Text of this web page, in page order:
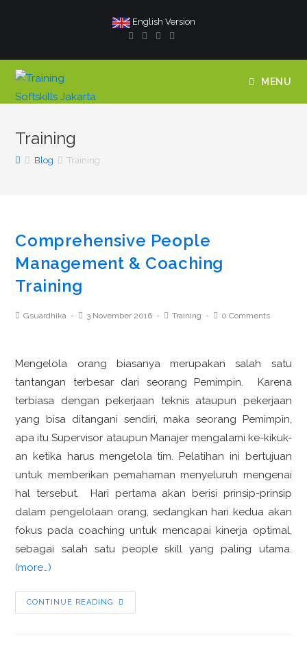
English Version
MENU
Training
Blog Training
Comprehensive People
Management & Coaching
Training
Gsuardhika 3 November 2016 Training 0 Comments
Mengelola orang biasanya merupakan salah satu
tantangan terbesar dari seorang Pemimpin. Karena
terbiasa dengan pekerjaan teknis ataupun pekerjaan
yang bisa ditangani sendiri, maka seorang Pemimpin,
apa itu Supervisor ataupun Manajer mengalami ke-kikuk-
an ketika harus mengelola tim. Pelatihan ini bertujuan
untuk memberikan pemahaman menyeluruh mengenai
hal tersebut. Hari pertama akan berisi prinsip-prinsip
dalam pengelolaan orang, sedangkan hari kedua akan
fokus pada coaching untuk mencapai kinerja optimal,
sebagai salah satu people skill yang paling utama.
(more…)
CONTINUE READING